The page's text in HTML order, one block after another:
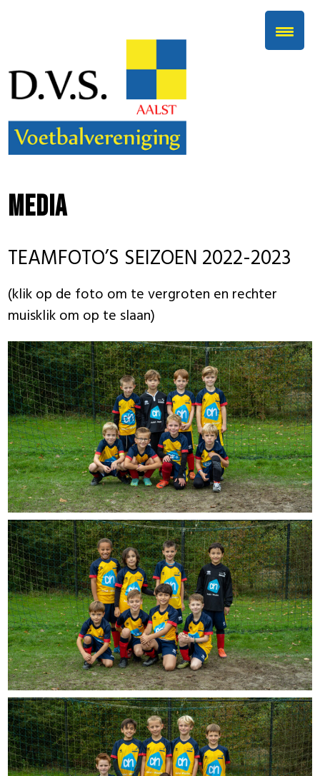
Media
TEAMFOTO’S SEIZOEN 2022-2023
(klik op de foto om te vergroten en rechter
muisklik om op te slaan)